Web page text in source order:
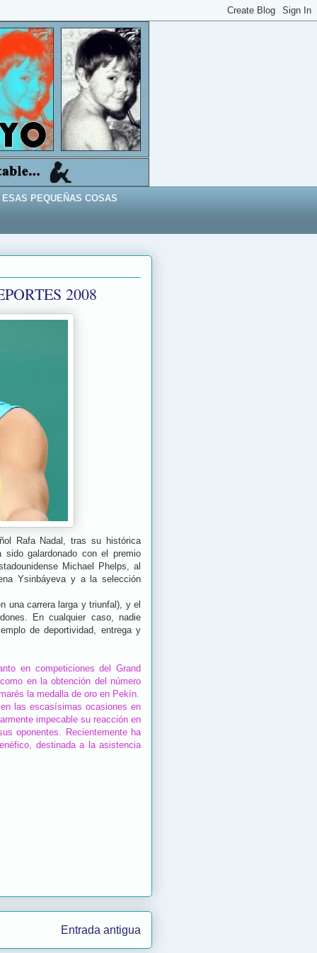
ESAS PEQUEÑAS COSAS
2008
Rafa Nadal, tras su histórica
galardonado con el premio
Michael Phelps, al
Ysinbáyeva y a la selección
una carrera larga y triunfal), y el
En cualquier caso, nadie
de deportividad, entrega y
en competiciones del Grand
en la obtención del número
la medalla de oro en Pekín.
las escasísimas ocasiones en
impecable su reacción en
oponentes. Recientemente ha
destinada a la asistencia
Entrada antigua